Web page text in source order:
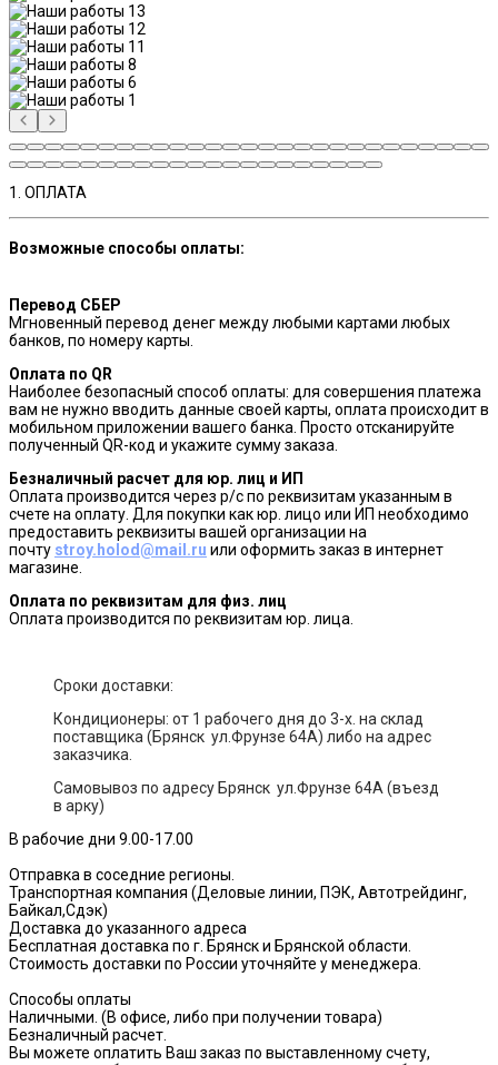
1. ОПЛАТА
Возможные способы оплаты:
Перевод СБЕР
Мгновенный перевод денег между любыми картами любых
банков, по номеру карты.
Оплата по QR
Наиболее безопасный способ оплаты: для совершения платежа
вам не нужно вводить данные своей карты, оплата происходит в
мобильном приложении вашего банка. Просто отсканируйте
полученный QR-код и укажите сумму заказа.
Безналичный расчет для юр. лиц и ИП
Оплата производится через р/с по реквизитам указанным в
счете на оплату. Для покупки как юр. лицо или ИП необходимо
предоставить реквизиты вашей организации на
почту stroy.holod@mail.ru или оформить заказ в интернет
магазине.
Оплата по реквизитам для физ. лиц
Оплата производится по реквизитам юр. лица.
Сроки доставки:
Кондиционеры: от 1 рабочего дня до 3-х. на склад
поставщика (Брянск ул.Фрунзе 64А) либо на адрес
заказчика.
Самовывоз по адресу Брянск ул.Фрунзе 64А (въезд
в арку)
В рабочие дни 9.00-17.00
Отправка в соседние регионы.
Транспортная компания (Деловые линии, ПЭК, Автотрейдинг,
Байкал,Сдэк)
Доставка до указанного адреса
Бесплатная доставка по г. Брянск и Брянской области.
Стоимость доставки по России уточняйте у менеджера.
Способы оплаты
Наличными. (В офисе, либо при получении товара)
Безналичный расчет.
Вы можете оплатить Ваш заказ по выставленному счету,